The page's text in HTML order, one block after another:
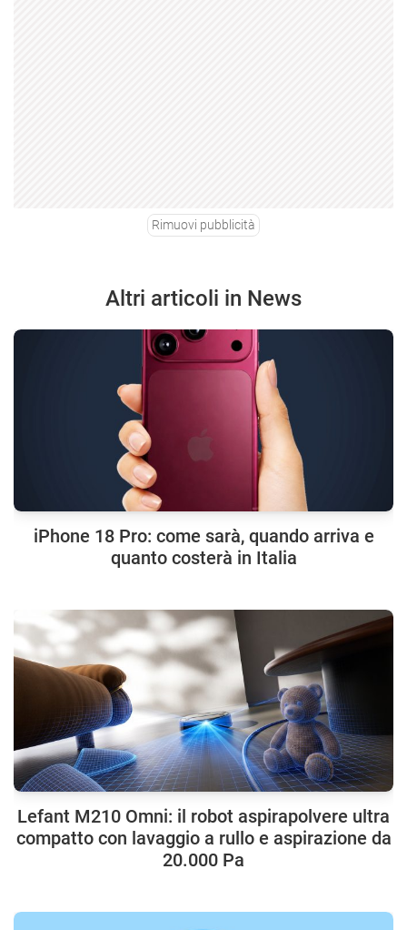
Rimuovi pubblicità
Altri articoli in News
iPhone 18 Pro: come sarà, quando arriva e
quanto costerà in Italia
Lefant M210 Omni: il robot aspirapolvere ultra
compatto con lavaggio a rullo e aspirazione da
20.000 Pa